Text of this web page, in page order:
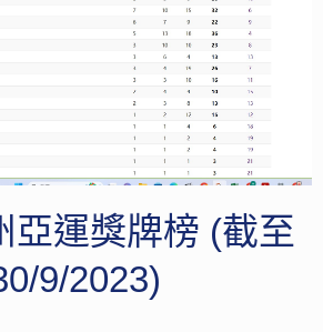
亞運獎牌榜 (截至
9/2023)